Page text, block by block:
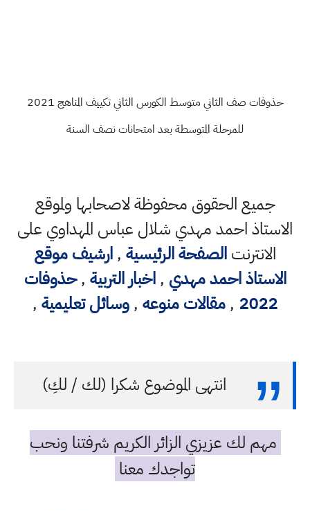
حذوفات صف الثاني متوسط الكورس الثاني تكييف المناهج 2021
للمرحلة المتوسطة بعد امتحانات نصف السنة
جميع الحقوق محفوظة لاصحابها ولموقع
الاستاذ احمد مهدي شلال عباس المهداوي على
الانترنتالصفحة الرئيسية ,ارشيف موقع
الاستاذ احمد مهدي ,اخبار التربية ,حذوفات
2022
,مقالات منوعه ,وسائل تعليمية ,
انتهى الموضوع شكرا (لك / لكِ)
مهم لك عزيزي الزائر الكريم شرفتنا ونحب
تواجدك معنا